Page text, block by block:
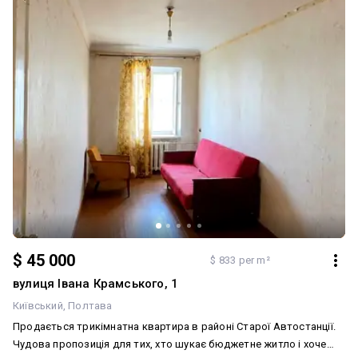
$ 45 000 $ 833 per m²
вулиця Івана Крамського, 1
Київський Полтава
Продається трикімнатна квартира в районі Старої Автостанції.
Чудова пропозиція для тих, хто шукає бюджетне житло і хоче